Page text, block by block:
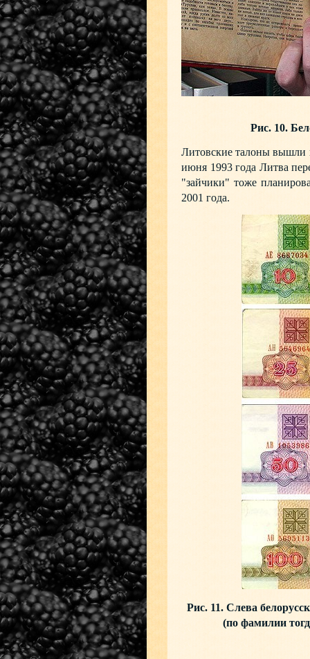
Рис. 10.
Литовские талоны вышли
июня 1993 года Литва
"зайчики" тоже
2001 года.
Рис. 11. Слева
(по фамилии